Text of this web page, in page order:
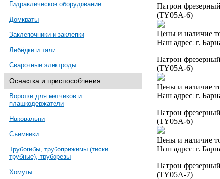
Гидравлическое оборудование
Домкраты
Заклепочники и заклепки
Лебёдки и тали
Сварочные электроды
Оснастка и приспособления
Воротки для метчиков и
плашкодержатели
Наковальни
Съемники
Трубогибы, трубоприжимы (тиски
трубные), труборезы
Хомуты
Патрон
(TY05A-6)
Цены и наличие
Наш адрес: г.
Патрон
(TY05A-6)
Цены и наличие
Наш адрес: г.
Патрон
(TY05A-6)
Цены и наличие
Наш адрес: г.
Патрон
(TY05A-7)